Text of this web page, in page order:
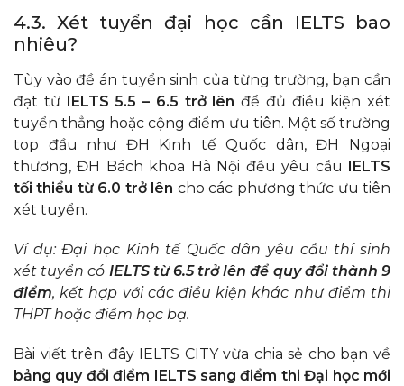
4.3. Xét tuyển đại học cần IELTS bao
nhiêu?
Tùy vào đề án tuyển sinh của từng trường, bạn cần
đạt từ
IELTS 5.5 – 6.5 trở lên để đủ điều kiện xét
tuyển thẳng hoặc cộng điểm ưu tiên. Một số trường
top đầu như ĐH Kinh tế Quốc dân, ĐH Ngoại
thương, ĐH Bách khoa Hà Nội đều yêu cầu
IELTS
tối thiểu từ 6.0 trở lên cho các phương thức ưu tiên
xét tuyển.
Ví dụ: Đại học Kinh tế Quốc dân yêu cầu thí sinh
xét tuyển có IELTS từ 6.5 trở lên để quy đổi thành 9
điểm, kết hợp với các điều kiện khác như điểm thi
THPT hoặc điểm học bạ.
Bài viết trên đây IELTS CITY vừa chia sẻ cho bạn về
bảng quy đổi điểm IELTS sang điểm thi Đại học mới